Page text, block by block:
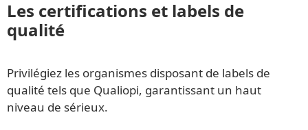
Les certifications et labels de
qualité
Privilégiez les organismes disposant de labels de
qualité tels que Qualiopi, garantissant un haut
niveau de sérieux.